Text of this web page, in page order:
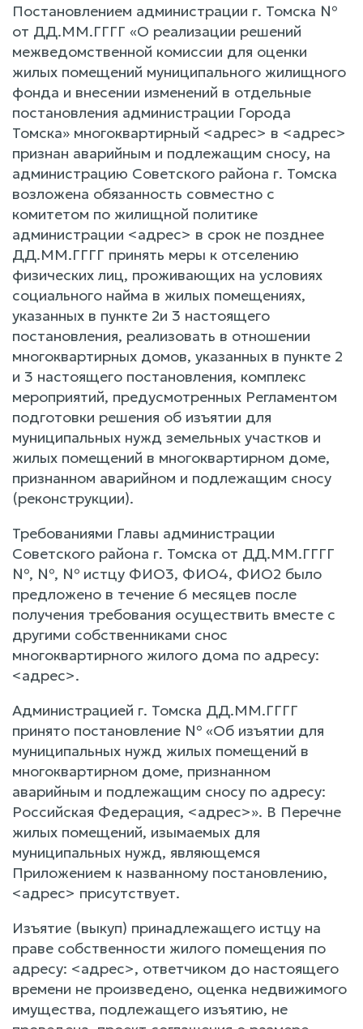
Постановлением администрации г. Томска №
от ДД.ММ.ГГГГ «О реализации решений
межведомственной комиссии для оценки
жилых помещений муниципального жилищного
фонда и внесении изменений в отдельные
постановления администрации Города
Томска» многоквартирный <адрес> в <адрес>
признан аварийным и подлежащим сносу, на
администрацию Советского района г. Томска
возложена обязанность совместно с
комитетом по жилищной политике
администрации <адрес> в срок не позднее
ДД.ММ.ГГГГ принять меры к отселению
физических лиц, проживающих на условиях
социального найма в жилых помещениях,
указанных в пункте 2и 3 настоящего
постановления, реализовать в отношении
многоквартирных домов, указанных в пункте 2
и 3 настоящего постановления, комплекс
мероприятий, предусмотренных Регламентом
подготовки решения об изъятии для
муниципальных нужд земельных участков и
жилых помещений в многоквартирном доме,
признанном аварийном и подлежащим сносу
(реконструкции).
Требованиями Главы администрации
Советского района г. Томска от ДД.ММ.ГГГГ
№, №, № истцу ФИО3, ФИО4, ФИО2 было
предложено в течение 6 месяцев после
получения требования осуществить вместе с
другими собственниками снос
многоквартирного жилого дома по адресу:
<адрес>.
Администрацией г. Томска ДД.ММ.ГГГГ
принято постановление № «Об изъятии для
муниципальных нужд жилых помещений в
многоквартирном доме, признанном
аварийным и подлежащим сносу по адресу:
Российская Федерация, <адрес>». В Перечне
жилых помещений, изымаемых для
муниципальных нужд, являющемся
Приложением к названному постановлению,
<адрес> присутствует.
Изъятие (выкуп) принадлежащего истцу на
праве собственности жилого помещения по
адресу: <адрес>, ответчиком до настоящего
времени не произведено, оценка недвижимого
имущества, подлежащего изъятию, не